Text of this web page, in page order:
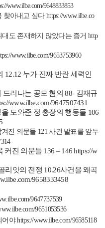
www.ilbe.com/9648833853
찾아내고 싶다 https://www.ilbe.co
도 존재하지 않았다는 증거 http
www.ilbe.com/9653753960
12.12 누가 진짜 반란 세력인
드러나는 공모 혐의88- 김재규
www.ilbe.com/9647507431
도와준 정 총장의 행동들 106
진 의문들 121사건 발표를 앞두
커진 의문들 136 – 146 https://w
리앗의 전쟁 10.26사건을 왜곡
9658333458
9647737539
9651053536
어야 https://www.ilbe.com/96585118